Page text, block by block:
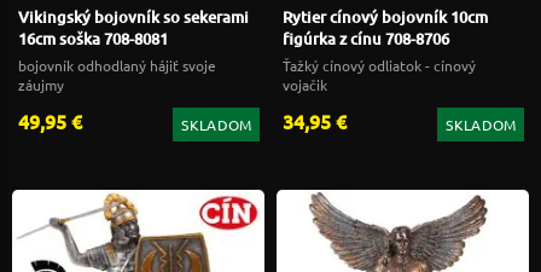
Vikingský bojovník so sekerami
16cm soška 708-8081
bojovník odhodlaný hájiť svoje
záujmy
49,95 € SKLADOM
Rytier cínový bojovník 10cm
figúrka z cínu 708-8706
Ťažký cínový odliatok - cínový
vojačik
34,95 € SKLADOM